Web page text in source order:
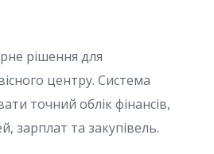
рішення для
центру. Система
точний облік фінансів,
зарплат та закупівель.